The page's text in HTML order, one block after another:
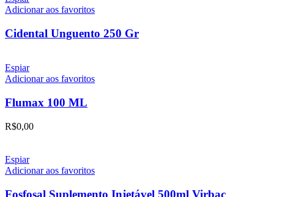
Adicionar aos favoritos
Cidental Unguento 250 Gr
Espiar
Adicionar aos favoritos
Flumax 100 ML
R$0,00
Espiar
Adicionar aos favoritos
Fosfosal Suplemento Injetável 500ml Virbac